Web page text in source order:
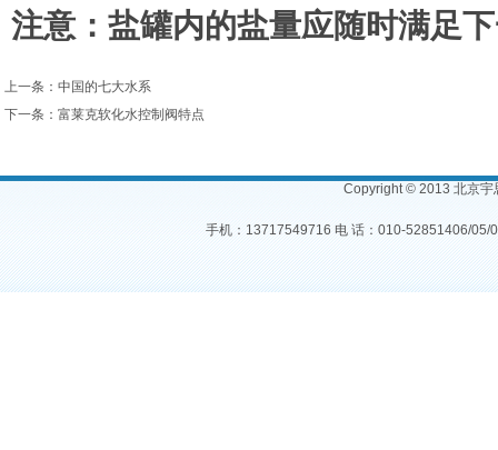
注意：盐罐内的盐量应随时满足
上一条： 中国的七大水系
下一条： 富莱克软化水控制阀特点
Copyright © 2013 北京宇
手机：13717549716 电 话：010-52851406/05/